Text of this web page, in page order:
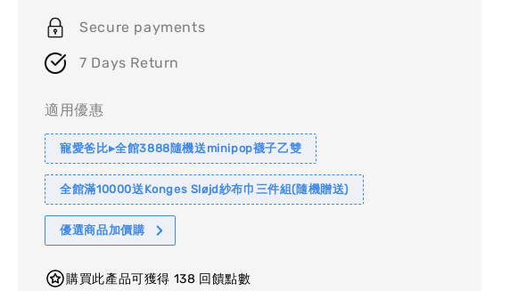
price
Secure payments
7 Days Return
適用優惠
寵愛爸比▸全館3888隨機送minipop襪子乙雙
全館滿10000送Konges Sløjd紗布巾三件組(隨機贈送)
優選商品加價購
購買此產品可獲得 138 回饋點數